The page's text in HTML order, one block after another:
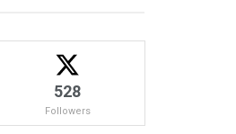
528
Followers